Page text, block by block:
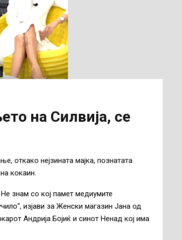
на Силвија, се
откако нејзината мајка, познатата
кокаин.
знам со кој памет медиумите
изјави за Женски магазин Јана од
Андрија Бојиќ и синот Ненад кој има